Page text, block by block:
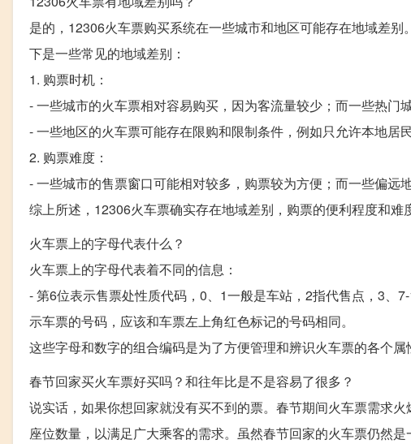
是的，12306火车票购买系统在一些城市和地区可能存在地域差
下是一些常见的地域差别：
1. 购票时机：
- 一些城市的火车票相对容易购买，因为客流量较少；而一些热门
- 一些地区的火车票可能存在限购和限制条件，例如只允许本地居
2. 购票难度：
- 一些城市的售票窗口可能相对较多，购票较为方便；而一些偏远
综上所述，12306火车票确实存在地域差别，购票的便利程度和难
火车票上的字母代表什么？
火车票上的字母代表着不同的信息：
- 第6位表示售票处性质代码，0、1一般是车站，2指代售点，3、
示车票的号码，应该和车票左上角红色标记的号码相同。
这些字母和数字的组合编码是为了方便管理和辨识火车票的各个属
春节回家买火车票好买吗？和往年比是不是容易了很多？
说实话，如果你想回家就没有买不到的票。春节期间火车票需求
座位数量，以满足广大乘客的需求。虽然春节回家的火车票仍然